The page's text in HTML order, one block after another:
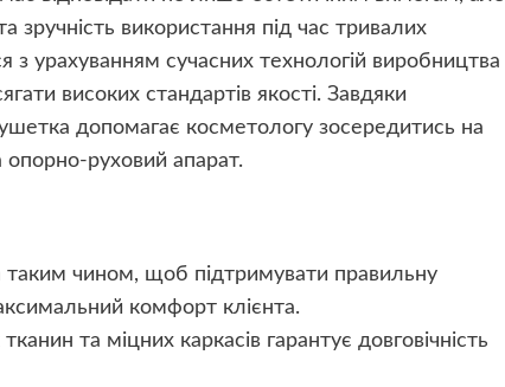
зручність використання під час тривалих
урахуванням сучасних технологій виробництва
високих стандартів якості. Завдяки
допомагає косметологу зосередитись на
руховий апарат.
таким чином, щоб підтримувати правильну
комфорт клієнта.
та міцних каркасів гарантує довговічність